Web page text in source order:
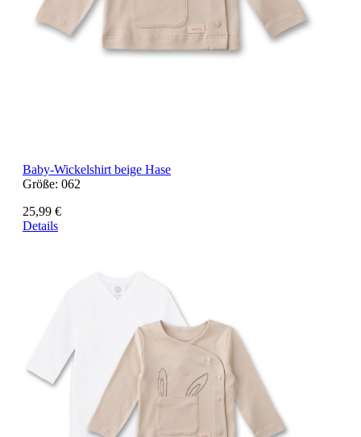
Baby-Wickelshirt beige Hase
Größe: 062
25,99 €
Details